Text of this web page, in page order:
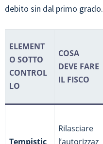
debito sin dal primo grado.
ELEMENT
O SOTTO
CONTROL
LO
COSA
DEVE FARE
IL FISCO
Tempistic
Rilasciare
l’autorizzaz